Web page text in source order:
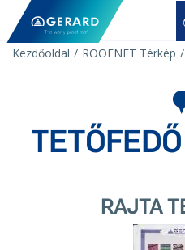
Kezdőoldal
ROOFNET Térkép
RAJTA